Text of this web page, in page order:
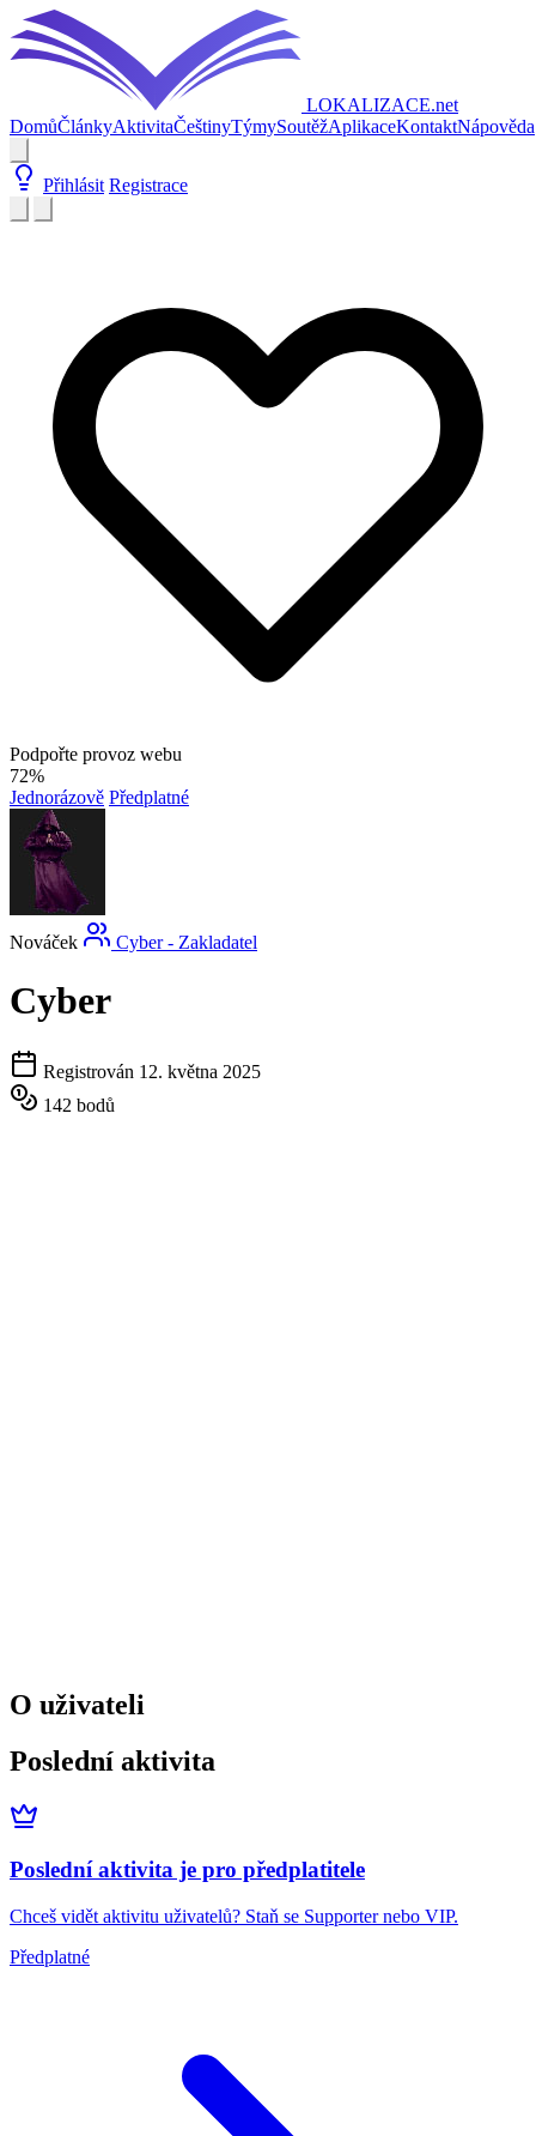
LOKALIZACE.net
DomůČlánkyAktivitaČeštinyTýmySoutěžAplikaceKontaktNápověda
Přihlásit Registrace
Podpořte provoz webu
72%
Jednorázově Předplatné
Nováček Cyber - Zakladatel
Cyber
Registrován 12. května 2025
142 bodů
O uživateli
Poslední aktivita
Poslední aktivita je pro předplatitele
Chceš vidět aktivitu uživatelů? Staň se Supporter nebo VIP.
Předplatné